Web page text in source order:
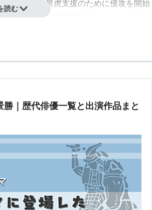
田勝頼は、景虎支援のために侵攻を開始
。北条氏政も弟景虎支援のために侵攻し
読む
｜歴代俳優一覧と出演作品まと